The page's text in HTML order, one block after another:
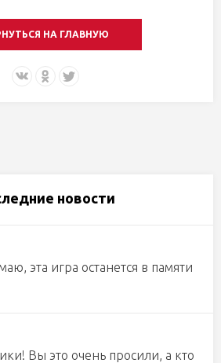
НА ГЛАВНУЮ
новости
эта игра останется в памяти
Вы это очень просили, а кто